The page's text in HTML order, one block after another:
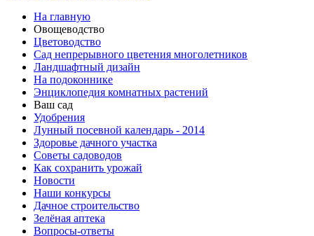
На главную
Овощеводство
Цветоводство
Сад непрерывного цветения многолетников
Ландшафтный дизайн
На подоконнике
Энциклопедия комнатных растений
Ваш сад
Удобрения
Лунный посевной календарь - 2014
Здоровье дачного участка
Советы садоводов
Как сохранить урожай
Новости
Наши конкурсы
Дачное строительство
Зелёная аптека
Вопросы-ответы